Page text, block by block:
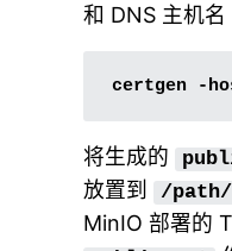
和 DNS 主机名
certgen -
将生成的
放置到
/
MinIO 部署的